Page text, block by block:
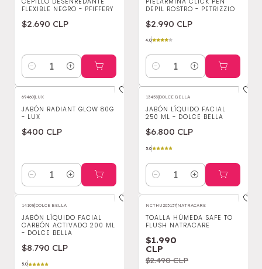
FLEXIBLE NEGRO - PFIFFERY
$2.690 CLP
Cantidad
DEPIL ROSTRO - PETRIZZIO
$2.990 CLP
4.0
Cantidad
69460|LUX
JABÓN RADIANT GLOW 80G
- LUX
$400 CLP
Cantidad
13453|DOLCE BELLA
JABÓN LÍQUIDO FACIAL
250 ML - DOLCE BELLA
$6.800 CLP
5.0
Cantidad
14108|DOLCE BELLA
JABÓN LÍQUIDO FACIAL
CARBÓN ACTIVADO 200 ML
- DOLCE BELLA
$8.790 CLP
5.0
-20% OFF
NCTHU203137|NATRACARE
TOALLA HÚMEDA SAFE TO
FLUSH NATRACARE
$1.990
CLP
$2.490 CLP